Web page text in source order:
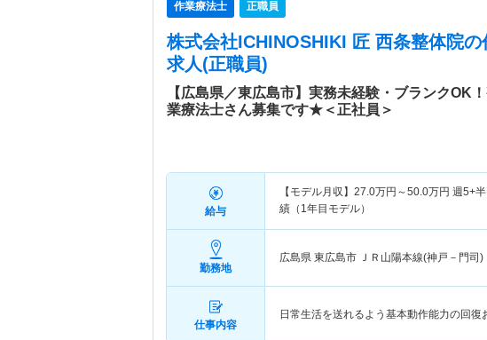
作業療法士 正職員
株式会社ICHINOSHIKI 匠 西条整体院の
求人(正職員)
【広島県／東広島市】実務未経験・ブランクOK
業療法士さん募集です★＜正社員＞
給与
【モデル月収】 27.0万円～50.0万円 週5+
績（1年目モデル）
勤務地
広島県 東広島市 ＪＲ山陽本線(神戸－門司
仕事内容
日常生活を送れるよう基本動作能力の回復